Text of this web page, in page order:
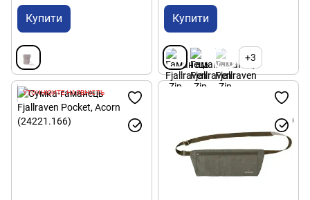
Купити Купити
+3
УТОЧНЮЙТЕ НАЯВНІСТЬ